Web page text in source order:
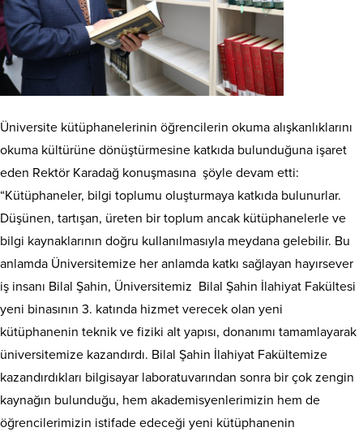
Üniversite kütüphanelerinin öğrencilerin okuma alışkanlıklarını
okuma kültürüne dönüştürmesine katkıda bulunduğuna işaret
eden Rektör Karadağ konuşmasına şöyle devam etti:
“Kütüphaneler, bilgi toplumu oluşturmaya katkıda bulunurlar.
Düşünen, tartışan, üreten bir toplum ancak kütüphanelerle ve
bilgi kaynaklarının doğru kullanılmasıyla meydana gelebilir. Bu
anlamda Üniversitemize her anlamda katkı sağlayan hayırsever
iş insanı Bilal Şahin, Üniversitemiz Bilal Şahin İlahiyat Fakültesi
yeni binasının 3. katında hizmet verecek olan yeni
kütüphanenin teknik ve fiziki alt yapısı, donanımı tamamlayarak
üniversitemize kazandırdı. Bilal Şahin İlahiyat Fakültemize
kazandırdıkları bilgisayar laboratuvarından sonra bir çok zengin
kaynağın bulunduğu, hem akademisyenlerimizin hem de
öğrencilerimizin istifade edeceği yeni kütüphanenin